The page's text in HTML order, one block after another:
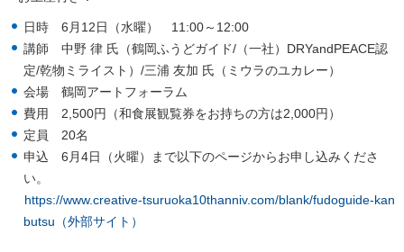
日時 6月12日（水曜） 11:00～12:00
講師 中野 律 氏（鶴岡ふうどガイド/（一社）DRYandPEACE認
定/乾物ミライスト）/三浦 友加 氏（ミウラのユカレー）
会場 鶴岡アートフォーラム
費用 2,500円（和食展観覧券をお持ちの方は2,000円）
定員 20名
申込 6月4日（火曜）まで以下のページからお申し込みくださ
い。
https://www.creative-tsuruoka10thanniv.com/blank/fudoguide-kan
butsu（外部サイト）